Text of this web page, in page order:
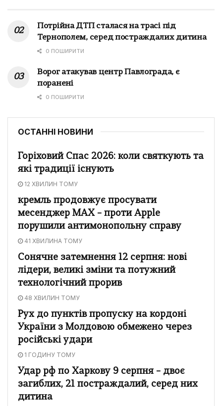
Потрійна ДТП сталася на трасі під
Тернополем, серед постраждалих дитина
0 ПОШИРИТИ
Ворог атакував центр Павлограда, є
поранені
0 ПОШИРИТИ
ОСТАННІ НОВИНИ
Горіховий Спас 2026: коли святкують та
які традиції існують
12 ХВИЛИН ТОМУ
кремль продовжує просувати
месенджер MAX – проти Apple
порушили антимонопольну справу
41 ХВИЛИНА ТОМУ
Сонячне затемнення 12 серпня: нові
лідери, великі зміни та потужний
технологічний прорив
48 ХВИЛИН ТОМУ
Рух до пунктів пропуску на кордоні
України з Молдовою обмежено через
російські удари
1 ГОДИНУ ТОМУ
Удар рф по Харкову 9 серпня – двоє
загиблих, 21 постраждалий, серед них
дитина